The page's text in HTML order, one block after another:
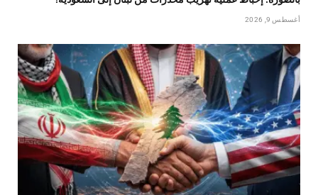
أغسطس 9, 2026